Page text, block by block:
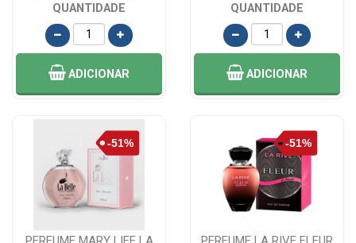
QUANTIDADE
ADICIONAR
QUANTIDADE
ADICIONAR